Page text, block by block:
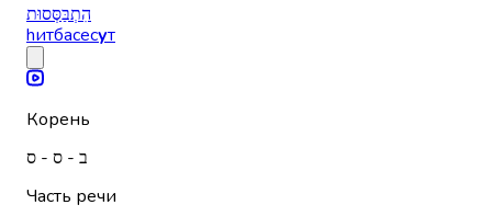
הִתְבַּסְּסוּת
hитбасесут
Корень
ב - ס - ס
Часть речи